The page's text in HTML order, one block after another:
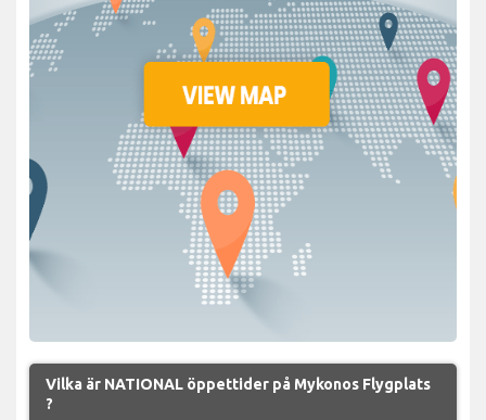
Vilka är NATIONAL öppettider på Mykonos Flygplats
?